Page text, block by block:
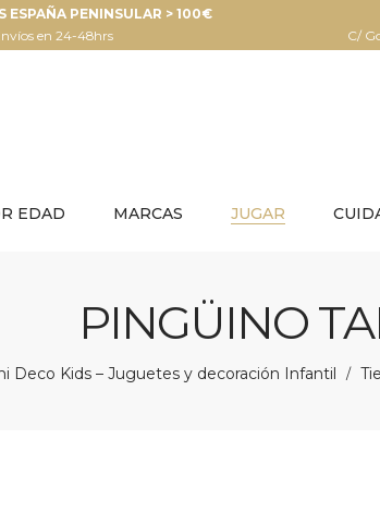
ESPAÑA PENINSULAR > 100€
en 24-48hrs
C/
EDAD MARCAS JUGAR
PINGÜINO
Deco Kids – Juguetes y decoración Infantil /